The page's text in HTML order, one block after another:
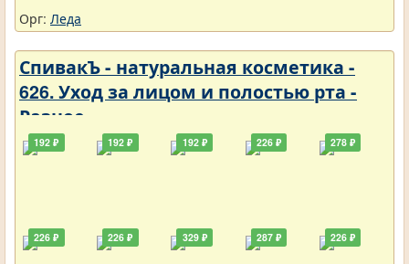
Орг: Леда
СпивакЪ - натуральная косметика -
626. Уход за лицом и полостью рта -
Разное
192 ₽
226 ₽
192 ₽
226 ₽
192 ₽
329 ₽
226 ₽
287 ₽
278 ₽
226 ₽